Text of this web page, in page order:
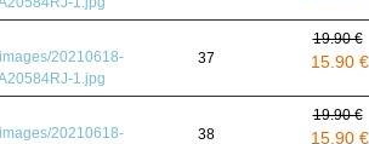
37
19.90 €
15.90 €
38
19.90 €
15.90 €